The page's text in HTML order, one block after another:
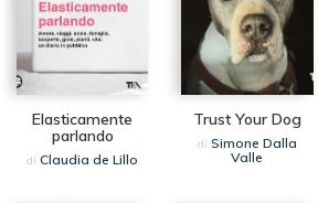
Elasticamente
parlando
diClaudia de Lillo
Trust Your Dog
di Simone Dalla
Valle